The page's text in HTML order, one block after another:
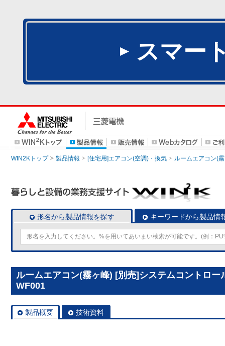
スマー
WIN2Kトップ 製品情報 [住宅用]エアコン(空調)・換気 ルームエアコン(
形名から製品情報を探す キーワードから製品情
ルームエアコン(霧ヶ峰) [別売]システムコントロ
WF001
製品概要 技術資料